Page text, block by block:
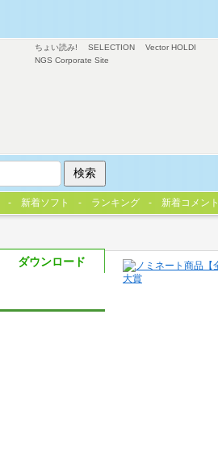
ダウンロード
ちょい読み! SELECTION
Vector HOLDI
NGS Corporate Site
新着ソフト ランキング 新着コメント